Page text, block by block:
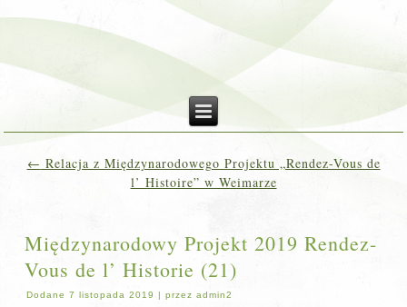
← Relacja z Międzynarodowego Projektu „Rendez-Vous de
l’ Histoire” w Weimarze
Międzynarodowy Projekt 2019 Rendez-
Vous de l’ Historie (21)
Dodane 7 listopada 2019 |przez admin2